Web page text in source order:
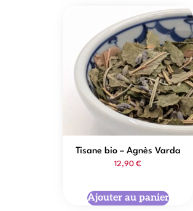
Tisane bio – Agnès Varda
12,90 €
Ajouter au panier